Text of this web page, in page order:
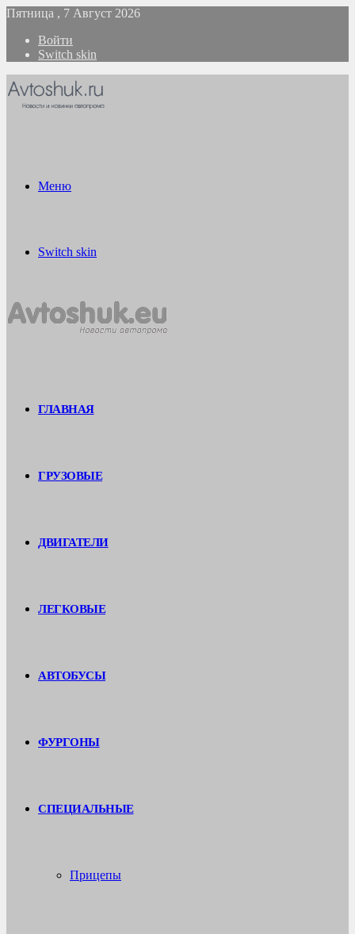
Пятница , 7 Август 2026
Войти
Switch skin
Меню
Switch skin
ГЛАВНАЯ
ГРУЗОВЫЕ
ДВИГАТЕЛИ
ЛЕГКОВЫЕ
АВТОБУСЫ
ФУРГОНЫ
СПЕЦИАЛЬНЫЕ
Прицепы